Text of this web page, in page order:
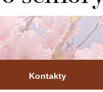
Kontakty